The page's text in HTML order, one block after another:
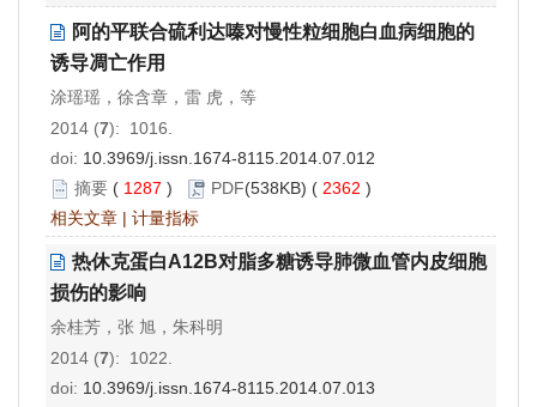
阿的平联合硫利达嗪对慢性粒细胞白血病细胞的
诱导凋亡作用
涂瑶瑶，徐含章，雷 虎，等
2014 (7): 1016.
doi: 10.3969/j.issn.1674-8115.2014.07.012
摘要 ( 1287 ) PDF(538KB) ( 2362 )
相关文章 | 计量指标
热休克蛋白A12B对脂多糖诱导肺微血管内皮细胞
损伤的影响
余桂芳，张 旭，朱科明
2014 (7): 1022.
doi: 10.3969/j.issn.1674-8115.2014.07.013